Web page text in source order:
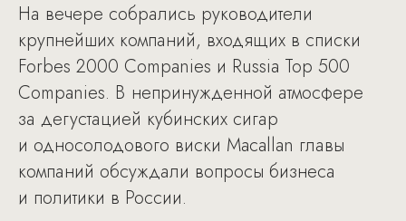
На вечере собрались руководители
крупнейших компаний, входящих в списки
Forbes 2000 Companies и Russia Top 500
Companies. В непринужденной атмосфере
за дегустацией кубинских сигар
и односолодового виски Macallan главы
компаний обсуждали вопросы бизнеса
и политики в России.